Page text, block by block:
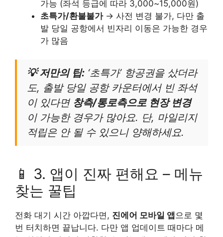
가능 (좌석 등급에 따라 3,000~15,000원)
초특가/환불불가→ 사전 변경 불가, 다만 출
발 당일 공항에서 빈자리 이동은 가능한 경우
가 많음
💡 저만의 팁: ‘초특가’ 항공권을 샀더라
도, 출발 당일 공항 카운터에서 빈 좌석
이 있다면 창측/통로측으로 현장 변경
이 가능한 경우가 많아요. 단, 마일리지
적립은 안 될 수 있으니 양해하세요.
📱 3. 앱이 진짜 편해요 – 메뉴
찾는 꿀팁
전화 대기 시간 아깝다면, 진에어 모바일 앱 으로 몇
번 터치하면 끝납니다. 다만 앱 업데이트 때마다 메